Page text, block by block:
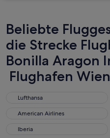
Beliebte
die Strecke
Bonilla Aragon
Flughafen
Lufthansa
Lufthansa
American Airlines
American Airlines
Iberia
Iberia